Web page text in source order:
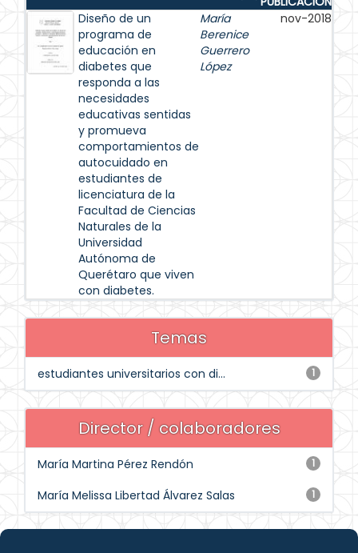
Diseño de un
programa de
educación en
diabetes que
responda a las
necesidades
educativas sentidas
y promueva
comportamientos de
autocuidado en
estudiantes de
licenciatura de la
Facultad de Ciencias
Naturales de la
Universidad
Autónoma de
Querétaro que viven
con diabetes.
María
Berenice
Guerrero
López
nov-2018
Temas
1
estudiantes universitarios con di...
Director / colaboradores
1
María Martina Pérez Rendón
1
María Melissa Libertad Álvarez Salas